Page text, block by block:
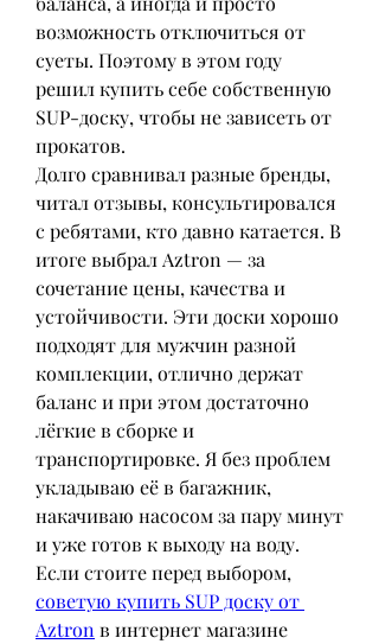
возможность отключиться от
суеты. Поэтому в этом году
решил купить себе собственную
SUP-доску, чтобы не зависеть от
прокатов.
Долго сравнивал разные бренды,
читал отзывы, консультировался
с ребятами, кто давно катается. В
итоге выбрал Aztron — за
сочетание цены, качества и
устойчивости. Эти доски хорошо
подходят для мужчин разной
комплекции, отлично держат
баланс и при этом достаточно
лёгкие в сборке и
транспортировке. Я без проблем
укладываю её в багажник,
накачиваю насосом за пару минут
и уже готов к выходу на воду.
советую купить SUP доску от
Aztron в интернет магазине